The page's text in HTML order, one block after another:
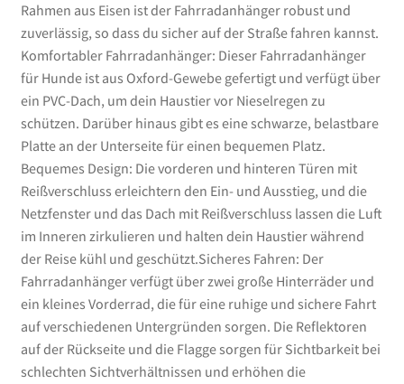
Rahmen aus Eisen ist der Fahrradanhänger robust und
zuverlässig, so dass du sicher auf der Straße fahren kannst.
Komfortabler Fahrradanhänger: Dieser Fahrradanhänger
für Hunde ist aus Oxford-Gewebe gefertigt und verfügt über
ein PVC-Dach, um dein Haustier vor Nieselregen zu
schützen. Darüber hinaus gibt es eine schwarze, belastbare
Platte an der Unterseite für einen bequemen Platz.
Bequemes Design: Die vorderen und hinteren Türen mit
Reißverschluss erleichtern den Ein- und Ausstieg, und die
Netzfenster und das Dach mit Reißverschluss lassen die Luft
im Inneren zirkulieren und halten dein Haustier während
der Reise kühl und geschützt.Sicheres Fahren: Der
Fahrradanhänger verfügt über zwei große Hinterräder und
ein kleines Vorderrad, die für eine ruhige und sichere Fahrt
auf verschiedenen Untergründen sorgen. Die Reflektoren
auf der Rückseite und die Flagge sorgen für Sichtbarkeit bei
schlechten Sichtverhältnissen und erhöhen die